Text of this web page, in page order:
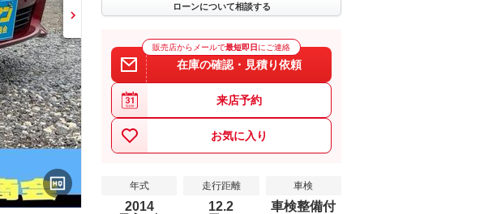
ローンについて相談する
販売店からメールで最短即日 にご連絡
在庫の確認・見積り依頼
来店予約
お気に入り
年式
2014
走行距離
12.2
車検
車検整備付